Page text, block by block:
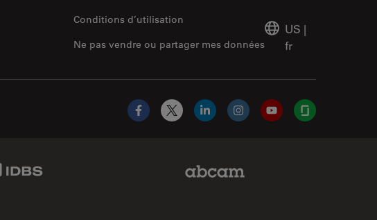
Ne pas vendre ou partager mes données
Conditions d’utilisation
US |
fr
Facebook
X LinkedInInstagramYouTubeGlassdoor